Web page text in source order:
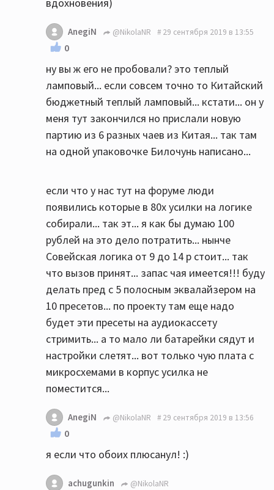
вдохновения)
AnegiN @NikolaNR 29 сентября 2019 в 13:55
0
ну вы ж его не пробовали? это теплый
ламповый... если совсем точно то Китайский
бюджетный теплый ламповый... кстати... он у
меня тут закончился но прислали новую
партию из 6 разных чаев из Китая... так там
на одной упаковочке Билочунь написано...
если что у нас тут на форуме люди
появились которые в 80х усилки на логике
собирали... так эт... я как бы думаю 100
рублей на это дело потратить... нынче
Совейская логика от 9 до 14 р стоит... так
что вызов принят... запас чая имеется!!! буду
делать пред с 5 полосным эквалайзером на
10 пресетов... по проекту там еще надо
будет эти пресеты на аудиокассету
стримить... а то мало ли батарейки сядут и
настройки слетят... вот только чую плата с
микросхемами в корпус усилка не
поместится...
AnegiN @NikolaNR 29 сентября 2019 в 13:56
0
я если что обоих плюсанул! :)
achugunkin
@NikolaNR